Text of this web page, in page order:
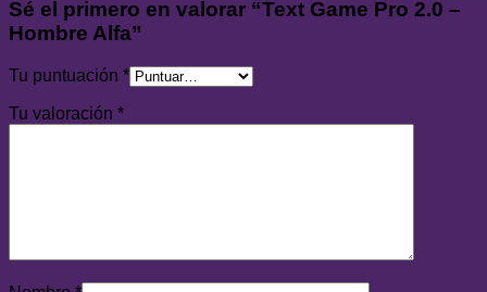
Sé el primero en valorar “Text Game Pro 2.0 –
Hombre Alfa”
Tu puntuación *
Tu valoración *